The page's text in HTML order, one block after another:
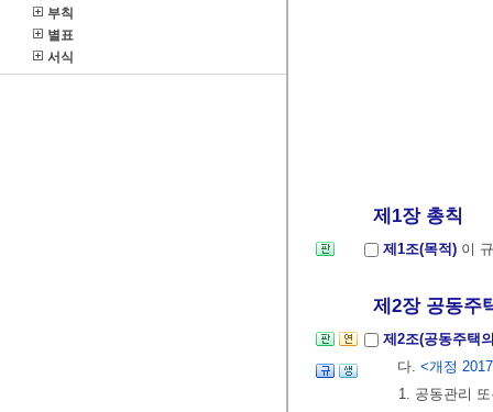
부칙
별표
서식
제1장 총칙
제1조(목적) 이
제2장 공동주택
제2조(공동주택
다. <개정
1. 공동관리